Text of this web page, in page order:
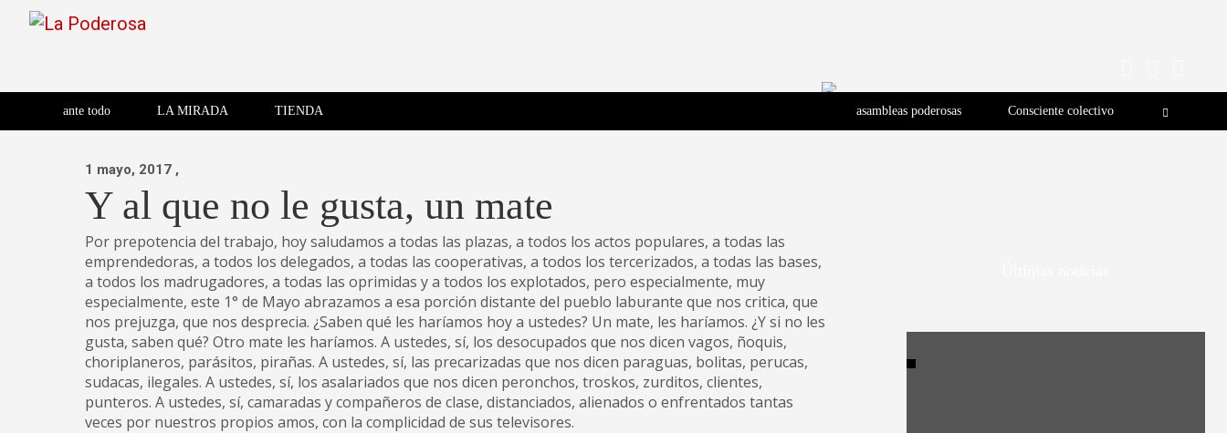
Saltar
La Poderosa
brazo literario del movimiento
La Poderosa
Revista de cultura villera, brazo literario del movimiento La Poderosa.
ante todo LA MIRADA TIENDA asambleas poderosas Consciente colectivo
1 mayo, 2017 ,
Y al que no le gusta, un mate
Por prepotencia del trabajo, hoy saludamos a todas las plazas, a todos los actos populares, a todas las
emprendedoras, a todos los delegados, a todas las cooperativas, a todos los tercerizados, a todas las bases,
a todos los madrugadores, a todas las oprimidas y a todos los explotados, pero especialmente, muy
especialmente, este 1° de Mayo abrazamos a esa porción distante del pueblo laburante que nos critica, que
nos prejuzga, que nos desprecia. ¿Saben qué les haríamos hoy a ustedes? Un mate, les haríamos. ¿Y si no les
gusta, saben qué? Otro mate les haríamos. A ustedes, sí, los desocupados que nos dicen vagos, ñoquis,
choriplaneros, parásitos, pirañas. A ustedes, sí, las precarizadas que nos dicen paraguas, bolitas, perucas,
sudacas, ilegales. A ustedes, sí, los asalariados que nos dicen peronchos, troskos, zurditos, clientes,
punteros. A ustedes, sí, camaradas y compañeros de clase, distanciados, alienados o enfrentados tantas
veces por nuestros propios amos, con la complicidad de sus televisores.